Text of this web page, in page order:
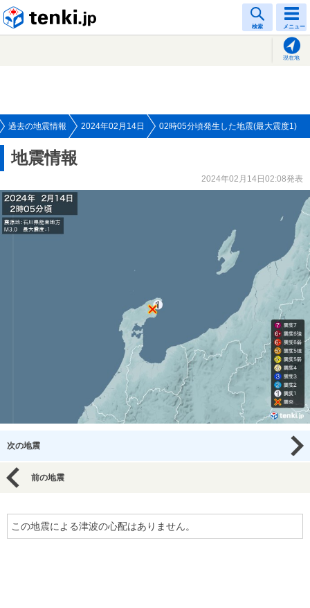
検索 メニュー
現在地
過去の地震情報 2024年02月14日 02時05分頃発生した地震(最大震度1)
地震情報
2024年02月14日02:08発表
次の地震
前の地震
この地震による津波の心配はありません。